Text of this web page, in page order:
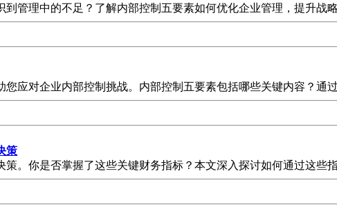
管理中的不足？了解内部控制五要素如何优化企业管理，提升战
应对企业内部控制挑战。内部控制五要素包括哪些关键内容？通
策
。你是否掌握了这些关键财务指标？本文深入探讨如何通过这些